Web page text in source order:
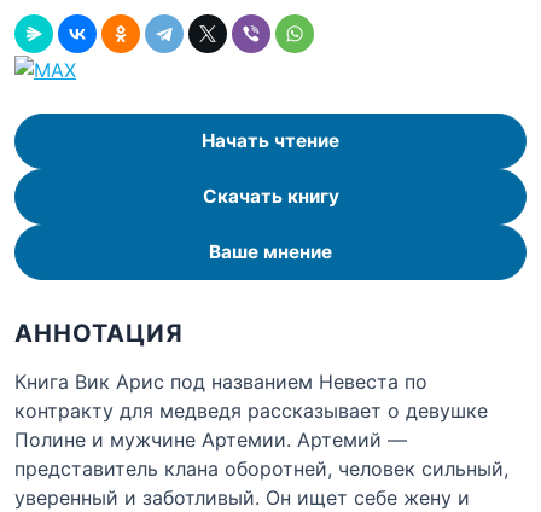
Начать чтение
Скачать книгу
Ваше мнение
АННОТАЦИЯ
Книга Вик Арис под названием Невеста по
контракту для медведя рассказывает о девушке
Полине и мужчине Артемии. Артемий —
представитель клана оборотней, человек сильный,
уверенный и заботливый. Он ищет себе жену и